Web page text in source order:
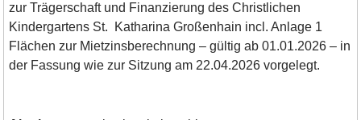
zur Trägerschaft und Finanzierung des Christlichen
Kindergartens St. Katharina Großenhain incl. Anlage 1
Flächen zur Mietzinsberechnung – gültig ab 01.01.2026 – in
der Fassung wie zur Sitzung am 22.04.2026 vorgelegt.